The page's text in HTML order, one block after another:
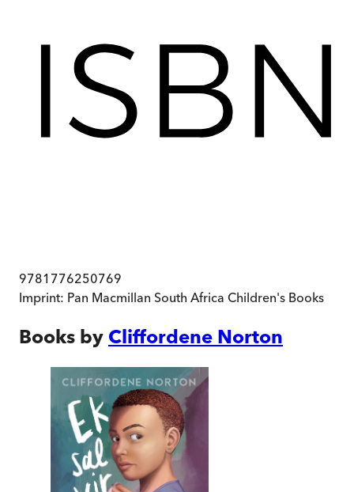
9781776250769
Imprint: Pan Macmillan South Africa Children's Books
Books by Cliffordene Norton